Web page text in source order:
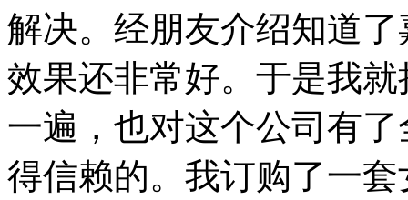
解决。经朋友介绍知道
效果还非常好。于是我
一遍，也对这个公司有
得信赖的。我订购了一